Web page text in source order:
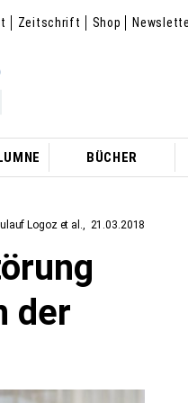
Zeitschrift Shop
BÜCHER
Logoz et al. 21.03.2018
der